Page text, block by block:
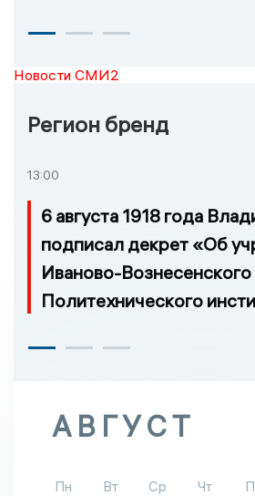
Новости СМИ2
Регион бренд
13:00
6 августа 1918 года
подписал декрет «Об
Иваново-Вознесенского
Политехнического
АВГУСТ
Пн Вт Ср Чт